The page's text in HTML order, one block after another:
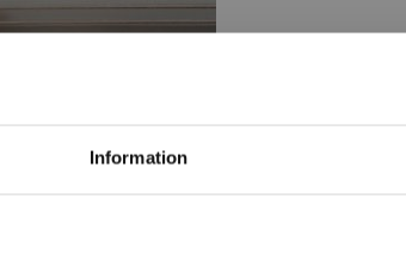
Information